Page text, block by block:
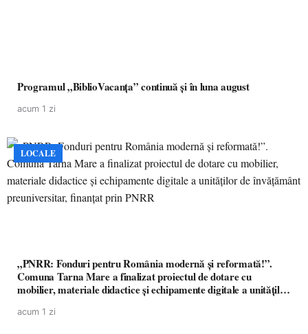
Programul „BiblioVacanța” continuă și în luna august
acum 1 zi
LOCALE
„PNRR: Fonduri pentru România modernă și reformată!”.
Comuna Tarna Mare a finalizat proiectul de dotare cu
mobilier, materiale didactice și echipamente digitale a unităților
acum 1 zi